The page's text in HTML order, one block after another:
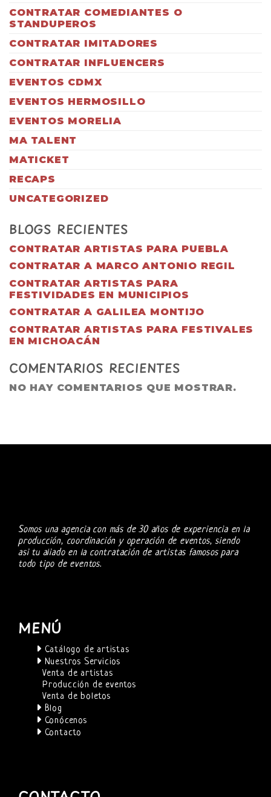
CONTRATAR COMEDIANTES O
STANDUPEROS
CONTRATAR IMITADORES
CONTRATAR INFLUENCERS
EVENTOS CDMX
EVENTOS HERMOSILLO
EVENTOS MORELIA
MA TALENT
MATICKET
RECAPS
UNCATEGORIZED
BLOGS RECIENTES
CONTRATAR ARTISTAS PARA PUEBLA
CONTRATAR A MARCO ANTONIO REGIL
CONTRATAR ARTISTAS PARA
FESTIVIDADES EN MUNICIPIOS
CONTRATAR A GALILEA MONTIJO
CONTRATAR ARTISTAS PARA FESTIVALES
EN MICHOACÁN
COMENTARIOS RECIENTES
NO HAY COMENTARIOS QUE MOSTRAR.
Somos una agencia con más de 30 años de experiencia en la
producción, coordinación y operación de eventos, siendo
asi tu aliado en la contratación de artistas famosos para
todo tipo de eventos.
MENÚ
Catálogo de artistas
Nuestros Servicios
Venta de artistas
Producción de eventos
Venta de boletos
Blog
Conócenos
Contacto